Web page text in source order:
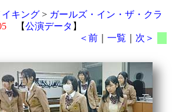
イキング> ガールズ・イン・ザ・クラ
【公演データ 】
＜前 ｜一覧 次＞